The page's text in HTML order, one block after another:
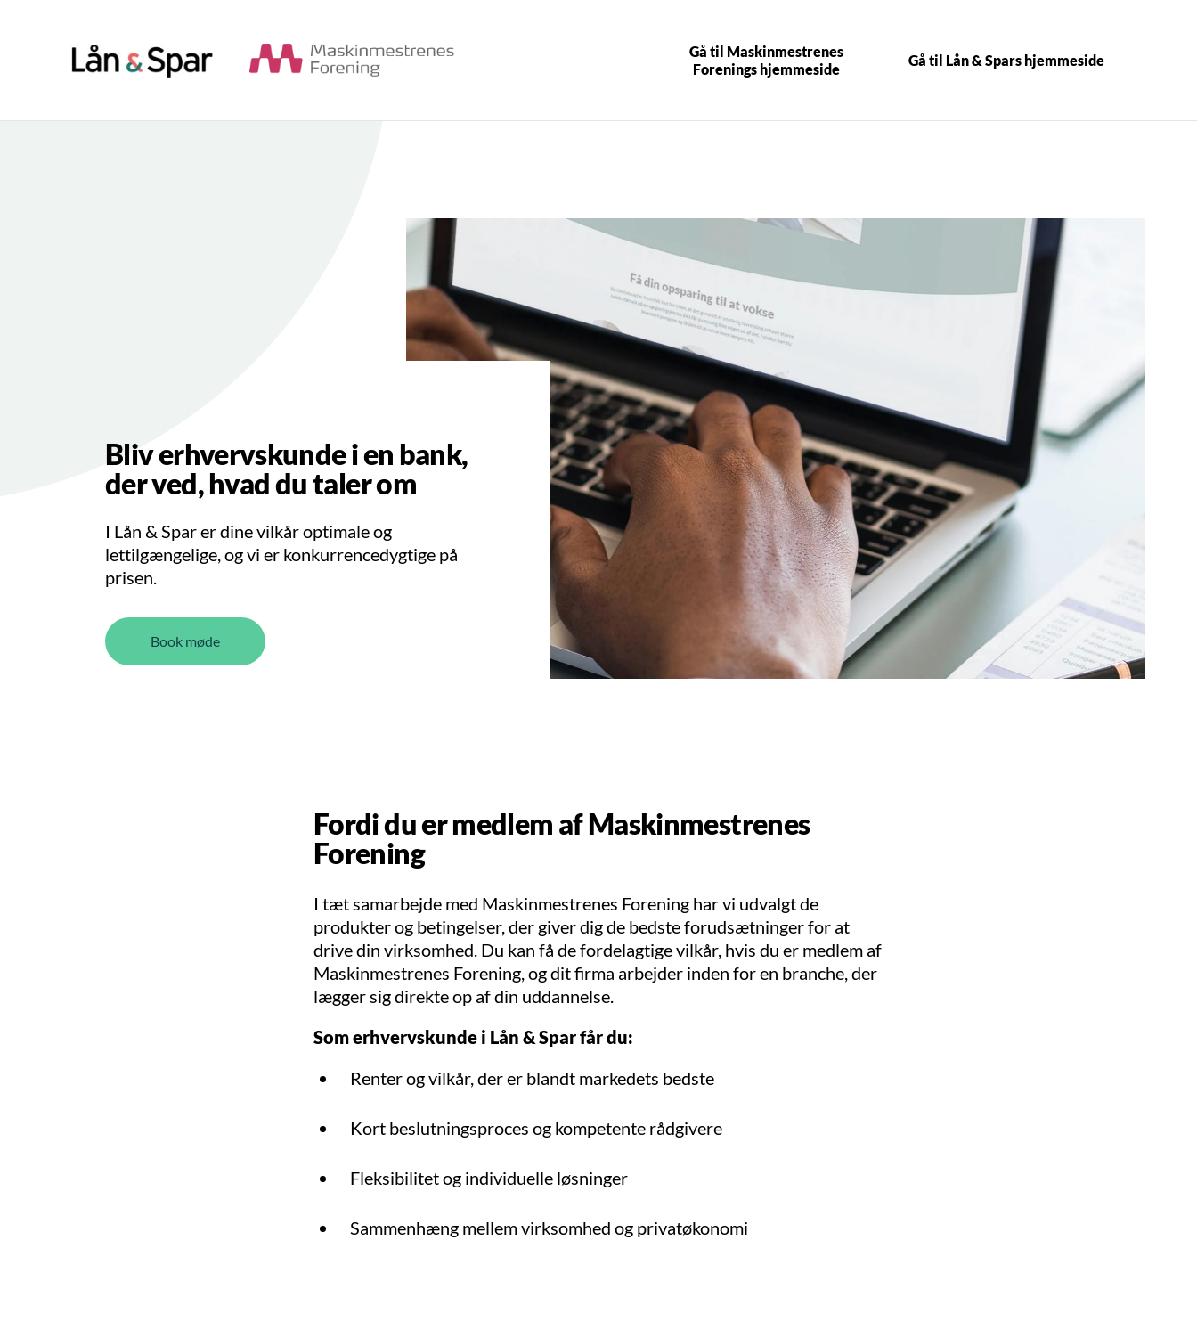
Gå til Maskinmestrenes
Forenings hjemmeside
Gå til Lån & Spars hjemmeside
Bliv erhvervskunde i en bank,
der ved, hvad du taler om
I Lån & Spar er dine vilkår optimale og
lettilgængelige, og vi er konkurrencedygtige på
prisen.
Book møde
Fordi du er medlem af Maskinmestrenes
Forening
I tæt samarbejde med Maskinmestrenes Forening har vi udvalgt de
produkter og betingelser, der giver dig de bedste forudsætninger for at
drive din virksomhed. Du kan få de fordelagtige vilkår, hvis du er medlem af
Maskinmestrenes Forening, og dit firma arbejder inden for en branche, der
lægger sig direkte op af din uddannelse.
Som erhvervskunde i Lån & Spar får du:
Renter og vilkår, der er blandt markedets bedste
Kort beslutningsproces og kompetente rådgivere
Fleksibilitet og individuelle løsninger
Sammenhæng mellem virksomhed og privatøkonomi